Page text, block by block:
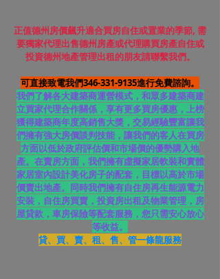
正值德州房價飆升適合買房自住或置業的季節, 需
要獨家代理出售德州房產或代理購買房產自住或
投資德州地產管理出租的朋友請聯繫我們。
可直接致電我們346-331-9135進行免費諮詢。
我們了解各大建築商運營模式，和眾多建築商建
立買家代理合作關係，享有更多買房優惠，上榜
獲得建築商年度高銷售大獎，交易經驗豐富讓我
們擁有強大房價談判技能，讓我們的客人在買房
方面以低於政府評估價和市場價的優勢購入地
產。在賣房方面，我們擁有虛擬家居軟裝和實體
家居室內設計美化房子的配套，目標以高於市場
價賣出地產。同時我們擁有自住房再生能源電力
安裝，自住房買賣，投資房出租及物業管理，房
屋貸款，車房保險等配套服務，您只需安心放心
等收益。
貸、買、賣、租、售、管一條龍服務